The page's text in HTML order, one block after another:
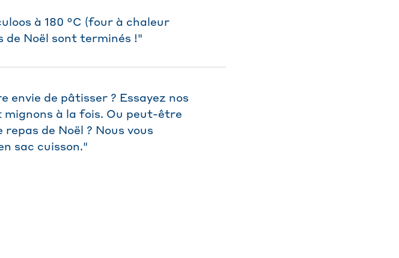
à 180 °C (four à chaleur
de Noël sont terminés !"
envie de pâtisser ? Essayez nos
à la fois. Ou peut-être
de Noël ? Nous vous
sac cuisson."